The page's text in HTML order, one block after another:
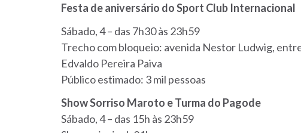
Festa de aniversário do Sport Club Internacional
Sábado, 4 – das 7h30 às 23h59
Trecho com bloqueio: avenida Nestor Ludwig,
Edvaldo Pereira Paiva
Público estimado: 3 mil pessoas
Show Sorriso Maroto e Turma do Pagode
Sábado, 4 – das 15h às 23h59